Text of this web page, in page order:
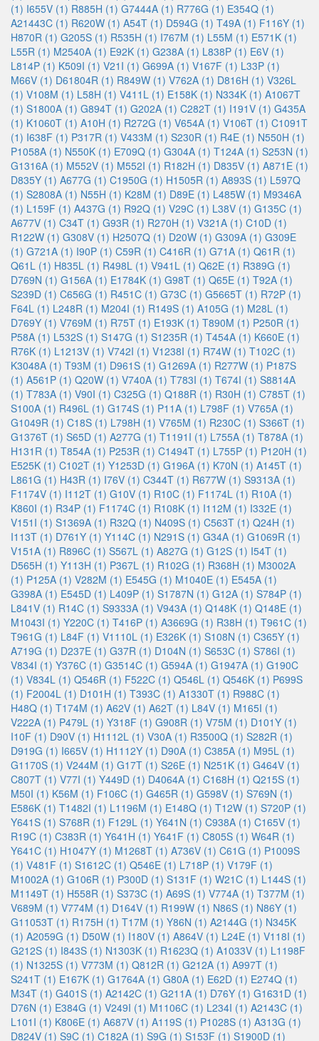
(1) I655V (1) R885H (1) G7444A (1) R776G (1) E354Q (1)
A21443C (1) R620W (1) A54T (1) D594G (1) T49A (1) F116Y (1)
H870R (1) G205S (1) R535H (1) I767M (1) L55M (1) E571K (1)
L55R (1) M2540A (1) E92K (1) G238A (1) L838P (1) E6V (1)
L814P (1) K509I (1) V21I (1) G699A (1) V167F (1) L33P (1)
M66V (1) D61804R (1) R849W (1) V762A (1) D816H (1) V326L
(1) V108M (1) L58H (1) V411L (1) E158K (1) N334K (1) A1067T
(1) S1800A (1) G894T (1) G202A (1) C282T (1) I191V (1) G435A
(1) K1060T (1) A10H (1) R272G (1) V654A (1) V106T (1) C1091T
(1) I638F (1) P317R (1) V433M (1) S230R (1) R4E (1) N550H (1)
P1058A (1) N550K (1) E709Q (1) G304A (1) T124A (1) S253N (1)
G1316A (1) M552V (1) M552I (1) R182H (1) D835V (1) A871E (1)
D835Y (1) A677G (1) C1950G (1) H1505R (1) A893S (1) L597Q
(1) S2808A (1) N55H (1) K28M (1) D89E (1) L485W (1) M9346A
(1) L159F (1) A437G (1) R92Q (1) V29C (1) L38V (1) G135C (1)
A677V (1) C34T (1) G93R (1) R270H (1) V321A (1) C10D (1)
R122W (1) G308V (1) H2507Q (1) D20W (1) G309A (1) G309E
(1) G721A (1) I90P (1) C59R (1) C416R (1) G71A (1) Q61R (1)
Q61L (1) H835L (1) R498L (1) V941L (1) Q62E (1) R389G (1)
D769N (1) G156A (1) E1784K (1) G98T (1) Q65E (1) T92A (1)
S239D (1) C656G (1) R451C (1) G73C (1) G5665T (1) R72P (1)
F64L (1) L248R (1) M204I (1) R149S (1) A105G (1) M28L (1)
D769Y (1) V769M (1) R75T (1) E193K (1) T890M (1) P250R (1)
P58A (1) L532S (1) S147G (1) S1235R (1) T454A (1) K660E (1)
R76K (1) L1213V (1) V742I (1) V1238I (1) R74W (1) T102C (1)
K3048A (1) T93M (1) D961S (1) G1269A (1) R277W (1) P187S
(1) A561P (1) Q20W (1) V740A (1) T783I (1) T674I (1) S8814A
(1) T783A (1) V90I (1) C325G (1) Q188R (1) R30H (1) C785T (1)
S100A (1) R496L (1) G174S (1) P11A (1) L798F (1) V765A (1)
G1049R (1) C18S (1) L798H (1) V765M (1) R230C (1) S366T (1)
G1376T (1) S65D (1) A277G (1) T1191I (1) L755A (1) T878A (1)
H131R (1) T854A (1) P253R (1) C1494T (1) L755P (1) P120H (1)
E525K (1) C102T (1) Y1253D (1) G196A (1) K70N (1) A145T (1)
L861G (1) H43R (1) I76V (1) C344T (1) R677W (1) S9313A (1)
F1174V (1) I112T (1) G10V (1) R10C (1) F1174L (1) R10A (1)
K860I (1) R34P (1) F1174C (1) R108K (1) I112M (1) I332E (1)
V151I (1) S1369A (1) R32Q (1) N409S (1) C563T (1) Q24H (1)
I113T (1) D761Y (1) Y114C (1) N291S (1) G34A (1) G1069R (1)
V151A (1) R896C (1) S567L (1) A827G (1) G12S (1) I54T (1)
D565H (1) Y113H (1) P367L (1) R102G (1) R368H (1) M3002A
(1) P125A (1) V282M (1) E545G (1) M1040E (1) E545A (1)
G398A (1) E545D (1) L409P (1) S1787N (1) G12A (1) S784P (1)
L841V (1) R14C (1) S9333A (1) V943A (1) Q148K (1) Q148E (1)
M1043I (1) Y220C (1) T416P (1) A3669G (1) R38H (1) T961C (1)
T961G (1) L84F (1) V1110L (1) E326K (1) S108N (1) C365Y (1)
A719G (1) D237E (1) G37R (1) D104N (1) S653C (1) S786I (1)
V834I (1) Y376C (1) G3514C (1) G594A (1) G1947A (1) G190C
(1) V834L (1) Q546R (1) F522C (1) Q546L (1) Q546K (1) P699S
(1) F2004L (1) D101H (1) T393C (1) A1330T (1) R988C (1)
H48Q (1) T174M (1) A62V (1) A62T (1) L84V (1) M165I (1)
V222A (1) P479L (1) Y318F (1) G908R (1) V75M (1) D101Y (1)
I10F (1) D90V (1) H1112L (1) V30A (1) R3500Q (1) S282R (1)
D919G (1) I665V (1) H1112Y (1) D90A (1) C385A (1) M95L (1)
G1170S (1) V244M (1) G17T (1) S26E (1) N251K (1) G464V (1)
C807T (1) V77I (1) Y449D (1) D4064A (1) C168H (1) Q215S (1)
M50I (1) K56M (1) F106C (1) G465R (1) G598V (1) S769N (1)
E586K (1) T1482I (1) L1196M (1) E148Q (1) T12W (1) S720P (1)
Y641S (1) S768R (1) F129L (1) Y641N (1) C938A (1) C165V (1)
R19C (1) C383R (1) Y641H (1) Y641F (1) C805S (1) W64R (1)
Y641C (1) H1047Y (1) M1268T (1) A736V (1) C61G (1) P1009S
(1) V481F (1) S1612C (1) Q546E (1) L718P (1) V179F (1)
M1002A (1) G106R (1) P300D (1) S131F (1) W21C (1) L144S (1)
M1149T (1) H558R (1) S373C (1) A69S (1) V774A (1) T377M (1)
V689M (1) V774M (1) D164V (1) R199W (1) N86S (1) N86Y (1)
G11053T (1) R175H (1) T17M (1) Y86N (1) A2144G (1) N345K
(1) A2059G (1) D50W (1) I180V (1) A864V (1) L24E (1) V118I (1)
G212S (1) I843S (1) N1303K (1) R1623Q (1) A1033V (1) L1198F
(1) N1325S (1) V773M (1) Q812R (1) G212A (1) A997T (1)
S241T (1) E167K (1) G1764A (1) G80A (1) E62D (1) E274Q (1)
M34T (1) G401S (1) A2142C (1) G211A (1) D76Y (1) G1631D (1)
D76N (1) E384G (1) V249I (1) M1106C (1) L234I (1) A2143C (1)
L101I (1) K806E (1) A687V (1) A119S (1) P1028S (1) A313G (1)
D824V (1) S9C (1) C182A (1) S9G (1) S153F (1) S1900D (1)